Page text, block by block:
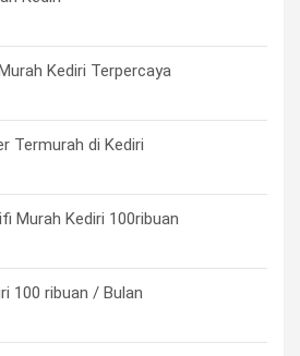
Kediri Terpercaya
Termurah di Kediri
Murah Kediri 100ribuan
100 ribuan / Bulan